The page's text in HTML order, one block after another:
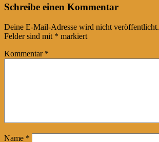
Post
navigation
←
→
Schreibe einen Kommentar
Deine E-Mail-Adresse wird nicht veröffentlicht.
Felder sind mit * markiert
Kommentar *
Name *